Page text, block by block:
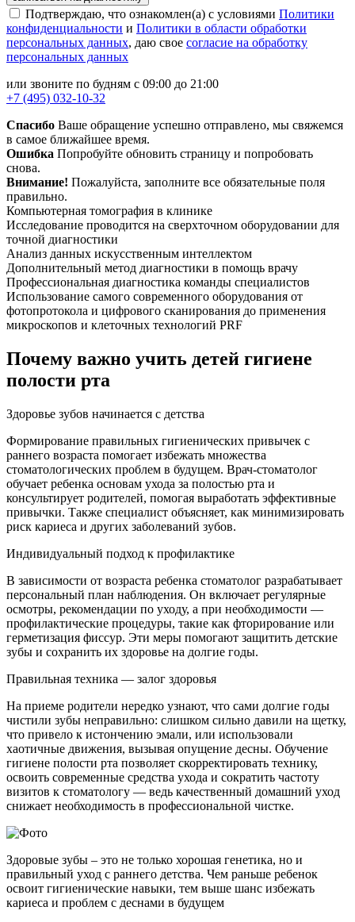
Подтверждаю, что ознакомлен(а) с условиями Политики
конфиденциальности и Политики в области обработки
персональных данных, даю свое согласие на обработку
персональных данных
или звоните по будням с 09:00 до 21:00
+7 (495) 032-10-32
Спасибо Ваше обращение успешно отправлено, мы свяжемся
в самое ближайшее время.
Ошибка Попробуйте обновить страницу и попробовать
снова.
Внимание! Пожалуйста, заполните все обязательные поля
правильно.
Компьютерная томография в клинике
Исследование проводится на сверхточном оборудовании для
точной диагностики
Анализ данных искусственным интеллектом
Дополнительный метод диагностики в помощь врачу
Профессиональная диагностика команды специалистов
Использование самого современного оборудования от
фотопротокола и цифрового сканирования до применения
микроскопов и клеточных технологий PRF
Почему важно учить детей гигиене
полости рта
Здоровье зубов начинается с детства
Формирование правильных гигиенических привычек с
раннего возраста помогает избежать множества
стоматологических проблем в будущем. Врач-стоматолог
обучает ребенка основам ухода за полостью рта и
консультирует родителей, помогая выработать эффективные
привычки. Также специалист объясняет, как минимизировать
риск кариеса и других заболеваний зубов.
Индивидуальный подход к профилактике
В зависимости от возраста ребенка стоматолог разрабатывает
персональный план наблюдения. Он включает регулярные
осмотры, рекомендации по уходу, а при необходимости —
профилактические процедуры, такие как фторирование или
герметизация фиссур. Эти меры помогают защитить детские
зубы и сохранить их здоровье на долгие годы.
Правильная техника — залог здоровья
На приеме родители нередко узнают, что сами долгие годы
чистили зубы неправильно: слишком сильно давили на щетку,
что привело к истончению эмали, или использовали
хаотичные движения, вызывая опущение десны. Обучение
гигиене полости рта позволяет скорректировать технику,
освоить современные средства ухода и сократить частоту
визитов к стоматологу — ведь качественный домашний уход
снижает необходимость в профессиональной чистке.
Здоровые зубы – это не только хорошая генетика, но и
правильный уход с раннего детства. Чем раньше ребенок
освоит гигиенические навыки, тем выше шанс избежать
кариеса и проблем с деснами в будущем